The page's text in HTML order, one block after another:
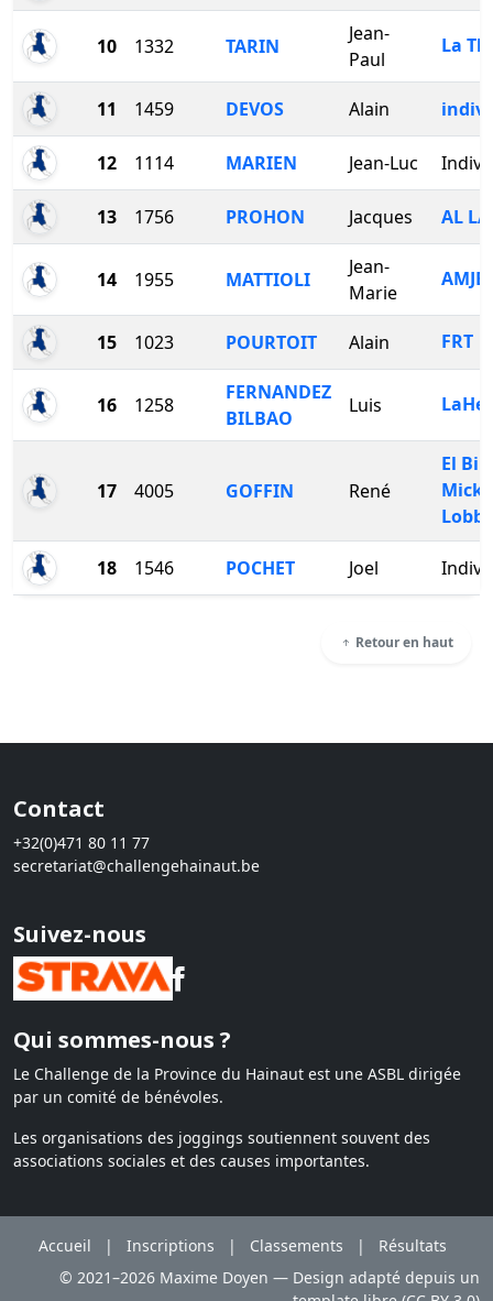
10 1332 TARIN
Jean-
Paul
La
11 1459 DEVOS Alain
12 1114 MARIEN Jean-Luc
13 1756 PROHON Jacques AL
14 1955 MATTIOLI
Jean-
Marie
AMJB
15 1023 POURTOIT Alain FRT
16 1258
FERNANDEZ
BILBAO
Luis
17 4005 GOFFIN René
El
18 1546 POCHET Joel
Retour en haut
Contact
+32(0)471 80 11 77
secretariat@challengehainaut.be
Suivez-nous
Qui sommes-nous ?
Le Challenge de la Province du Hainaut est une ASBL dirigée
par un comité de bénévoles.
Les organisations des joggings soutiennent souvent des
associations sociales et des causes importantes.
Accueil | Inscriptions | Classements |
Résultats
© 2021–2026 Maxime Doyen — Design adapté depuis un